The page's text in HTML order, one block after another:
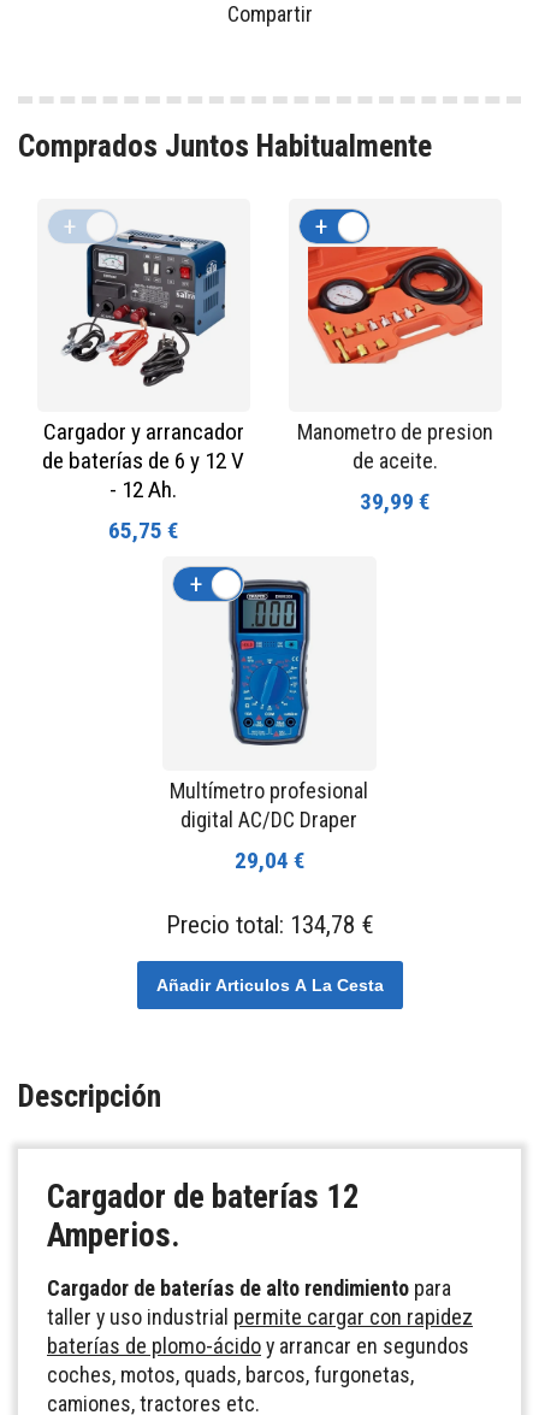
Compartir
Comprados Juntos Habitualmente
Cargador y arrancador
de baterías de 6 y 12 V
- 12 Ah.
65,75 €
+ -
Manometro de presion
de aceite.
39,99 €
+
Multímetro profesional
digital AC/DC Draper
29,04 €
+ -
Precio total: 134,78 €
Añadir Articulos A La Cesta
Descripción
Cargador de baterías 12
Amperios.
Cargador de baterías de alto rendimiento para
taller y uso industrial permite cargar con rapidez
baterías de plomo-ácidoy arrancar en segundos
coches, motos, quads, barcos, furgonetas,
camiones, tractores etc.